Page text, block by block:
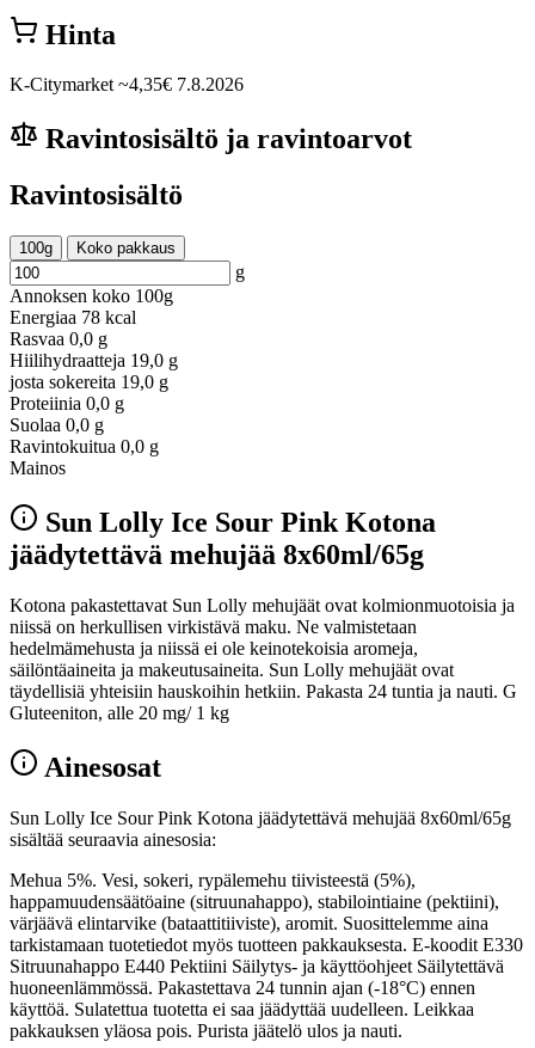
Hinta
K-Citymarket ~4,35€ 7.8.2026
Ravintosisältö ja ravintoarvot
Ravintosisältö
100g Koko pakkaus
g
Annoksen koko 100g
Energiaa 78 kcal
Rasvaa 0,0 g
Hiilihydraatteja 19,0 g
josta sokereita 19,0 g
Proteiinia 0,0 g
Suolaa 0,0 g
Ravintokuitua 0,0 g
Mainos
Sun Lolly Ice Sour Pink Kotona
jäädytettävä mehujää 8x60ml/65g
Kotona pakastettavat Sun Lolly mehujäät ovat kolmionmuotoisia ja
niissä on herkullisen virkistävä maku. Ne valmistetaan
hedelmämehusta ja niissä ei ole keinotekoisia aromeja,
säilöntäaineita ja makeutusaineita. Sun Lolly mehujäät ovat
täydellisiä yhteisiin hauskoihin hetkiin. Pakasta 24 tuntia ja nauti. G
Gluteeniton, alle 20 mg/ 1 kg
Ainesosat
Sun Lolly Ice Sour Pink Kotona jäädytettävä mehujää 8x60ml/65g
sisältää seuraavia ainesosia:
Mehua 5%. Vesi, sokeri, rypälemehu tiivisteestä (5%),
happamuudensäätöaine (sitruunahappo), stabilointiaine (pektiini),
värjäävä elintarvike (bataattitiiviste), aromit. Suosittelemme aina
tarkistamaan tuotetiedot myös tuotteen pakkauksesta. E-koodit E330
Sitruunahappo E440 Pektiini Säilytys- ja käyttöohjeet Säilytettävä
huoneenlämmössä. Pakastettava 24 tunnin ajan (-18°C) ennen
käyttöä. Sulatettua tuotetta ei saa jäädyttää uudelleen. Leikkaa
pakkauksen yläosa pois. Purista jäätelö ulos ja nauti.